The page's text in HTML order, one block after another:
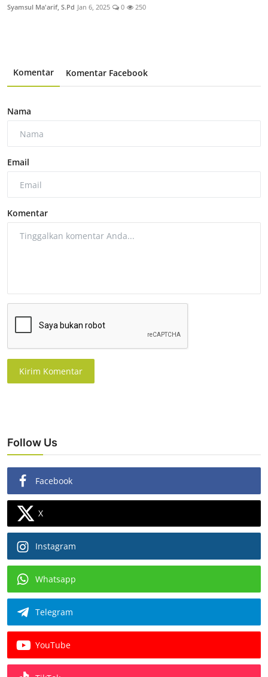
Syamsul Ma'arif, S.Pd Jan 6, 2025 0 250
Komentar Komentar Facebook
Nama
Email
Komentar
Kirim Komentar
Follow Us
Facebook
X
Instagram
Whatsapp
Telegram
YouTube